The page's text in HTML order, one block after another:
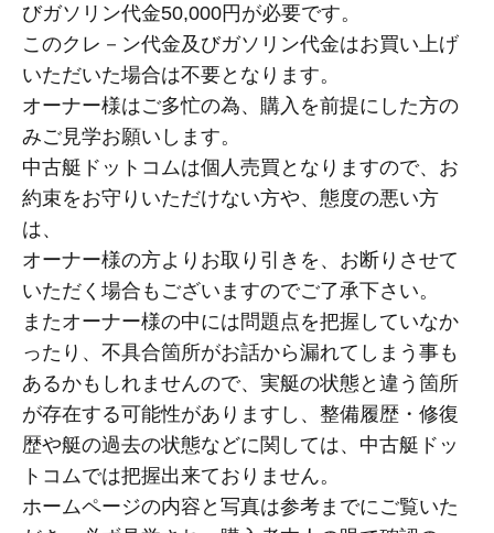
びガソリン代金50,000円が必要です。
このクレ－ン代金及びガソリン代金はお買い上げ
いただいた場合は不要となります。
オーナー様はご多忙の為、購入を前提にした方の
みご見学お願いします。
中古艇ドットコムは個人売買となりますので、お
約束をお守りいただけない方や、態度の悪い方
は、
オーナー様の方よりお取り引きを、お断りさせて
いただく場合もございますのでご了承下さい。
またオーナー様の中には問題点を把握していなか
ったり、不具合箇所がお話から漏れてしまう事も
あるかもしれませんので、実艇の状態と違う箇所
が存在する可能性がありますし、整備履歴・修復
歴や艇の過去の状態などに関しては、中古艇ドッ
トコムでは把握出来ておりません。
ホームページの内容と写真は参考までにご覧いた